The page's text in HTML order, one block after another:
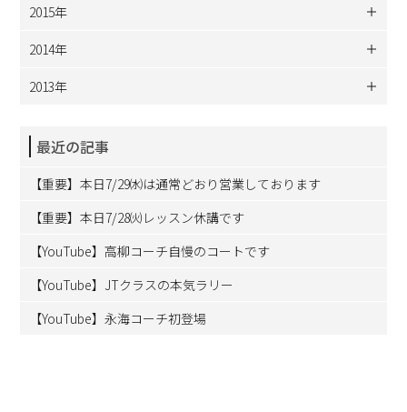
2015年
2014年
2013年
最近の記事
【重要】本日7/29㈬は通常どおり営業しております
【重要】本日7/28㈫レッスン休講です
【YouTube】高柳コーチ自慢のコートです
【YouTube】JTクラスの本気ラリー
【YouTube】永海コーチ初登場